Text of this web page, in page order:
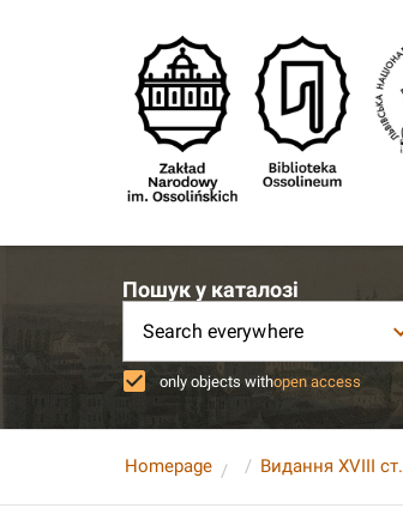
Пошук у каталозі
Search everywhere
only objects withopen access
Homepage Видання XVIII ст.